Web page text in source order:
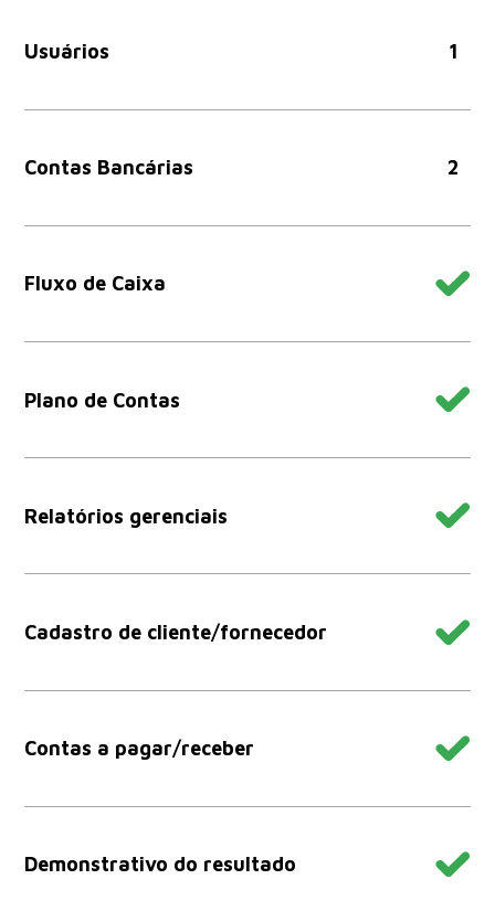
Usuários 1
Contas Bancárias 2
Fluxo de Caixa
Plano de Contas
Relatórios gerenciais
Cadastro de cliente/fornecedor
Contas a pagar/receber
Demonstrativo do resultado